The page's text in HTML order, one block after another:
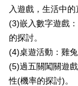
入遊戲，生活中的
(3)嵌入數字遊戲
的探討。
(4)桌遊活動：雞
(5)過五關闖關遊
性(機率的探討)。